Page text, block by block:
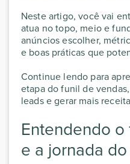
Neste artigo, você vai
atua no topo, meio e
anúncios escolher,
e boas práticas que
Continue lendo para
etapa do funil de
leads e gerar mais
Entendendo
e a jornada